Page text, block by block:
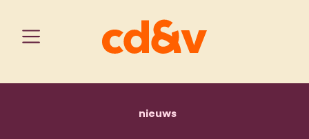
home
nieuwsmoeders voor moeders